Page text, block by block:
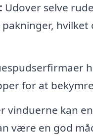
Udover selve
for at
vinduerne kan
være en god